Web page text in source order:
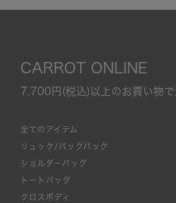
CARROT ONLINE
7,700円(税込)以上のお買い物で
全てのアイテム
リュック/バックパック
ショルダーバッグ
トートバッグ
クロスボディ